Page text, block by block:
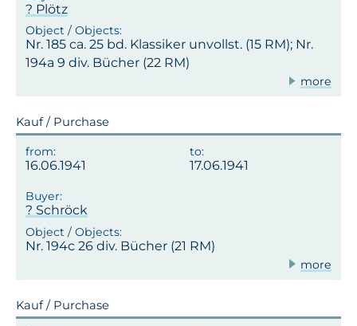
? Plötz
Nr. 185 ca. 25 bd. Klassiker unvollst. (15 RM); Nr.
194a 9 div. Bücher (22 RM)
more
Kauf / Purchase
16.06.1941 17.06.1941
? Schröck
Nr. 194c 26 div. Bücher (21 RM)
more
Kauf / Purchase